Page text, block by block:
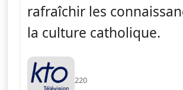
rafraîchir les
la culture catholique.
220